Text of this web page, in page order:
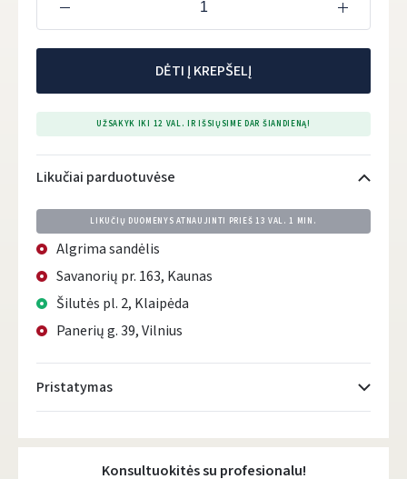
DĖTI Į KREPŠELĮ
UŽSAKYK IKI 12 VAL. IR IŠSIŲSIME DAR ŠIANDIENĄ!
Likučiai parduotuvėse
LIKUČIŲ DUOMENYS ATNAUJINTI PRIEŠ 13 VAL. 1 MIN.
Algrima sandėlis
Savanorių pr. 163, Kaunas
Šilutės pl. 2, Klaipėda
Panerių g. 39, Vilnius
Pristatymas
Atsiėmimo taškai- 0.00 €
Konsultuokitės su profesionalu!